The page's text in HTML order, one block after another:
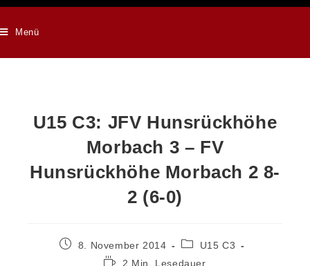
Menü
U15 C3: JFV Hunsrückhöhe
Morbach 3 – FV
Hunsrückhöhe Morbach 2 8-
2 (6-0)
8. November 2014
U15 C3
2 Min. Lesedauer